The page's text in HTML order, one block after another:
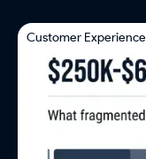
Customer Experience